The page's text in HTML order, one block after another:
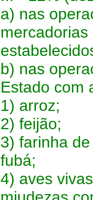
a) nas
b) nas
Estado com
1) arroz;
2) feijão;
3) farinha
fubá;
4) aves